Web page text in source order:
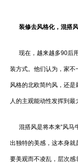
装修去风格化，混搭
现在，越来越多90后用
装方式。他们认为，家
风格的北欧简约风，还是
人的主观能动性发挥到最
混搭风是将本来“风马
出独特的美感，这本身就
要美观而不凌乱，层次感